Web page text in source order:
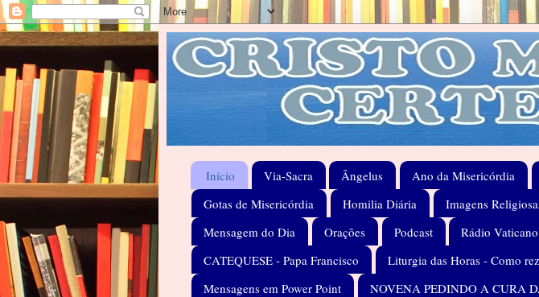
Início Via-Sacra Ângelus Ano da Misericórdia
Gotas de Misericórdia
Homilia Diária Imagens
Mensagem do Dia
Orações Podcast Rádio Vaticano
CATEQUESE - Papa Francisco
Liturgia das Horas - Como
Mensagens em Power Point
NOVENA PEDINDO A CURA